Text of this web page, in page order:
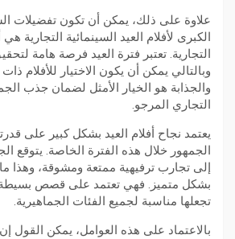
علاوة على ذلك، يمكن أن تكون تفضيلات
الكبرى لأفلام العيد السينمائية التجارية هي
التجارية. تعتبر فترة العيد فرصة هامة
وبالتالي يمكن أن يكون الاختيار للأفلام
والجذابة هو الخيار الأمثل لضمان جذب
التجاري المرجو.
يعتمد نجاح أفلام العيد بشكل كبير على
الجمهور خلال هذه الفترة الخاصة. يتوقع
إلى تجارب ترفيهية ممتعة ومشوقة، وهذا ما
بشكل متميز. فهي تعتمد على قصص
تجعلها مناسبة لجميع الفئات الجماهيرية.
بالاعتماد على هذه العوامل، يمكن القول إن